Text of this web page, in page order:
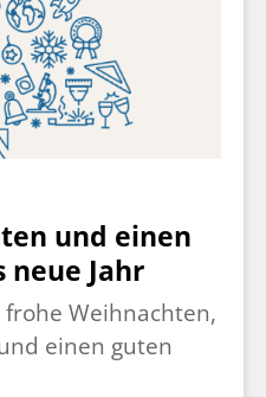
und einen
neue Jahr
Weihnachten,
einen guten